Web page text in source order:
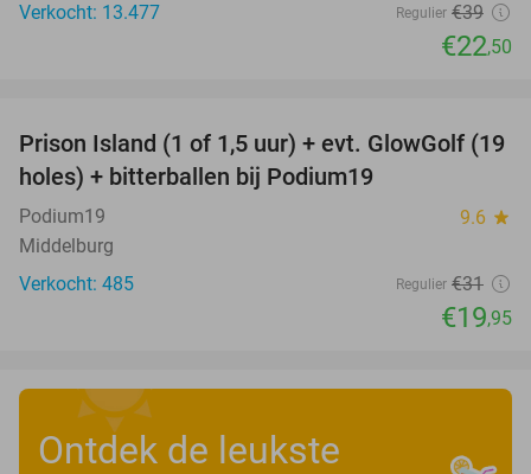
Verkocht: 13.477
Regulier €39
€22,50
36%
Prison Island (1 of 1,5 uur) + evt. GlowGolf (19
holes) + bitterballen bij Podium19
Podium19 9.6 star
Middelburg
Verkocht: 485
Regulier €31
€19,95
Ontdek de leukste